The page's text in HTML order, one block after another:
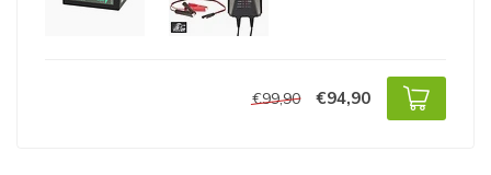
€99,90 €94,90